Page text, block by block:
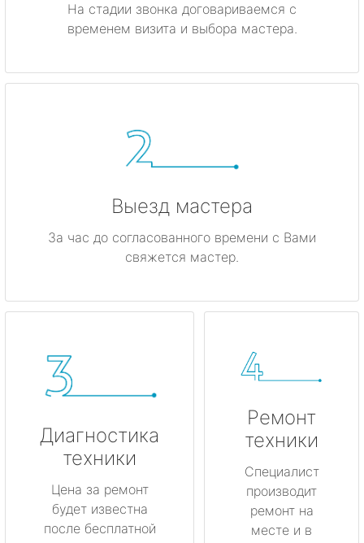
На стадии звонка договариваемся с
временем визита и выбора мастера.
Выезд мастера
За час до согласованного времени с Вами
свяжется мастер.
Диагностика
техники
Цена за ремонт
будет известна
после бесплатной
Ремонт
техники
Специалист
производит
ремонт на
месте и в